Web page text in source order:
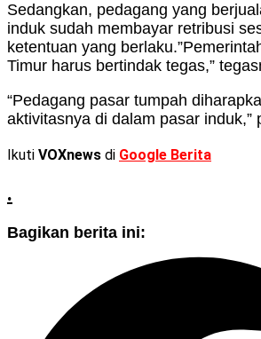
Sedangkan, pedagang yang
induk sudah membayar retribusi
ketentuan yang
Timur harus bertindak tegas,”
“Pedagang pasar tumpah
aktivitasnya di dalam pasar induk,”
Ikuti VOXnews di Google Berita
.
Bagikan berita ini: